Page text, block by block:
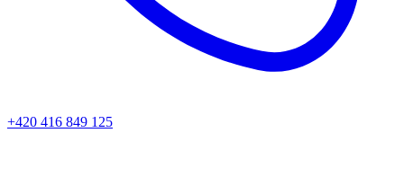
+420 416 849 125